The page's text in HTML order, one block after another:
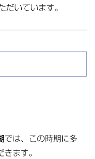
だいています。
では、この時期に多
ます。